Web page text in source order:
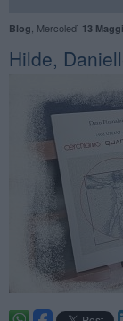
Blog Mercoledì 13
Hilde,